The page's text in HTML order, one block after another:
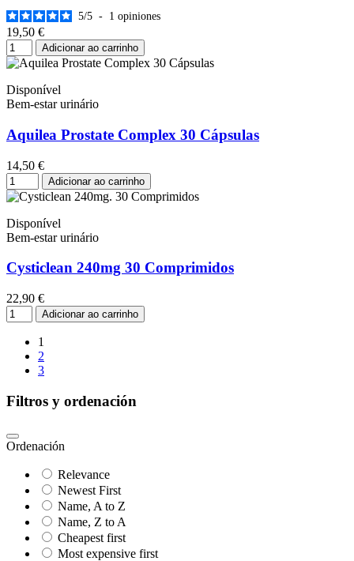
5/5 - 1 opiniones
19,50 €
Adicionar ao carrinho
Disponível
Bem-estar urinário
Aquilea Prostate Complex 30 Cápsulas
14,50 €
Adicionar ao carrinho
Disponível
Bem-estar urinário
Cysticlean 240mg 30 Comprimidos
22,90 €
Adicionar ao carrinho
1
2
3
Filtros y ordenación
Ordenación
Relevance
Newest First
Name, A to Z
Name, Z to A
Cheapest first
Most expensive first